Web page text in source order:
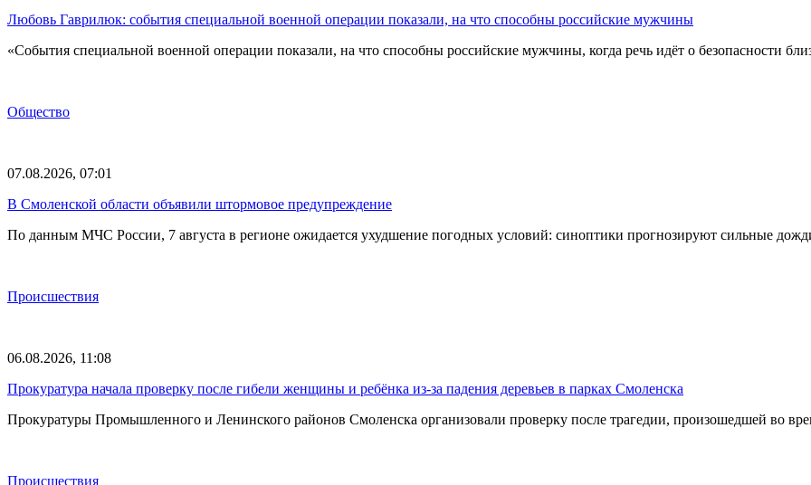
Любовь Гаврилюк: события специальной военной операции показали, на что способны российские мужчины
«События специальной военной операции показали, на что способны российские мужчины, когда речь идёт о безопасности
Общество
07.08.2026, 07:01
В Смоленской области объявили штормовое предупреждение
По данным МЧС России, 7 августа в регионе ожидается ухудшение погодных условий: синоптики прогнозируют сильные
Происшествия
06.08.2026, 11:08
Прокуратура начала проверку после гибели женщины и ребёнка из-за падения деревьев в парках Смоленска
Прокуратуры Промышленного и Ленинского районов Смоленска организовали проверку после трагедии, произошедшей во
Происшествия